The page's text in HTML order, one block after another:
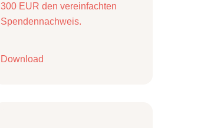
300 EUR den vereinfachten
Spendennachweis.
Download